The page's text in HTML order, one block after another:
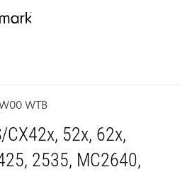
WTB
CX42x, 52x, 62x,
2535, MC2640,